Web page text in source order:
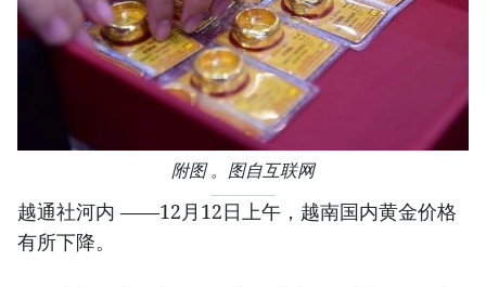
附图 。图自互联网
越通社河内 ——12月12日上午，越南国内黄金价格
有所下降。